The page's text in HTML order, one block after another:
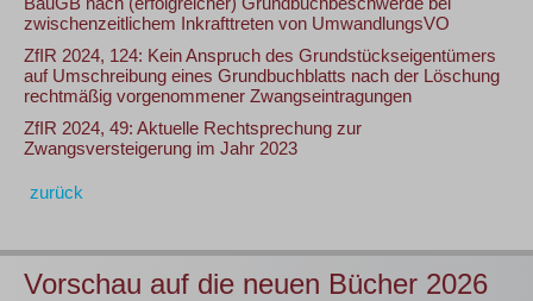
zwischenzeitlichem Inkrafttreten von UmwandlungsVO
ZfIR 2024, 124: Kein Anspruch des Grundstückseigentümers
auf Umschreibung eines Grundbuchblatts nach der Löschung
rechtmäßig vorgenommener Zwangseintragungen
ZfIR 2024, 49: Aktuelle Rechtsprechung zur
Zwangsversteigerung im Jahr 2023
zurück
Vorschau auf die neuen Bücher 2026